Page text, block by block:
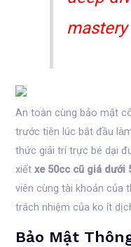
mastery
An toàn cùng bảo mật
trước tiên lúc bắt đầu
thức giải trí trực bé dại
xiếtxe 50cc cũ giá dưới
viên cùng tài khoản của
trách nhiệm của ko ít
Bảo Mật